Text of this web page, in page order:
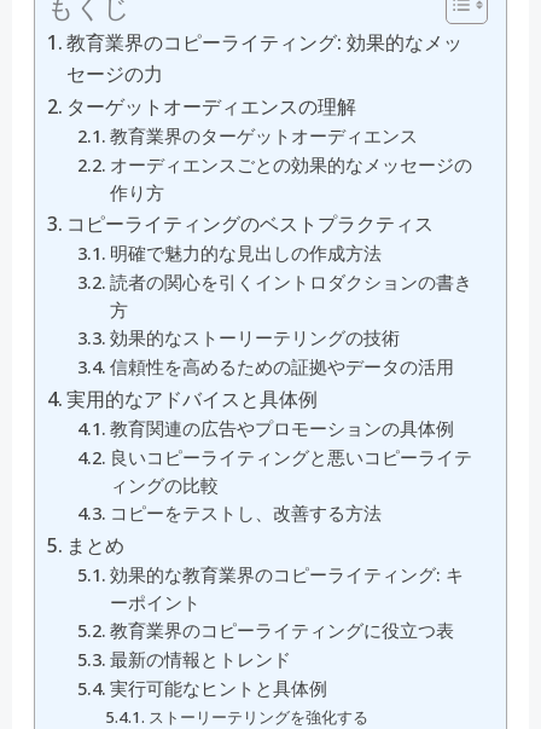
教育業界のコピーライティング: 効果的なメッ
セージの力
ターゲットオーディエンスの理解
教育業界のターゲットオーディエンス
オーディエンスごとの効果的なメッセージの
作り方
コピーライティングのベストプラクティス
明確で魅力的な見出しの作成方法
読者の関心を引くイントロダクションの書き
方
効果的なストーリーテリングの技術
信頼性を高めるための証拠やデータの活用
実用的なアドバイスと具体例
教育関連の広告やプロモーションの具体例
良いコピーライティングと悪いコピーライテ
ィングの比較
コピーをテストし、改善する方法
まとめ
効果的な教育業界のコピーライティング: キ
ーポイント
教育業界のコピーライティングに役立つ表
最新の情報とトレンド
実行可能なヒントと具体例
ストーリーテリングを強化する